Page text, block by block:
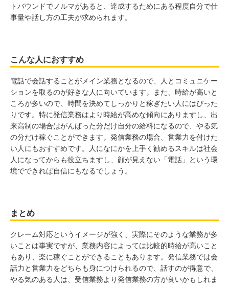
トバウンドでノルマがあると、達成するためにある程度自分で仕
事量や話し方の工夫が求められます。
こんな人におすすめ
電話で会話することがメイン業務となるので、人とコミュニケー
ションを取るのが好きな人に向いています。また、時給が高いと
ころが多いので、時間を決めてしっかりと稼ぎたい人にはぴった
りです。特に発信業務はより時給が高めな傾向にありますし、出
来高制の場合はがんばった分だけ自分の給料になるので、やる気
の分だけ稼ぐことができます。発信業務の場合、営業力を付けた
い人にもおすすめです。人になにかを上手く勧めるスキルは社会
人になってからも役立ちますし、顔が見えない「電話」という環
境でできれば自信にもなるでしょう。
まとめ
クレーム対応というイメージが強く、実際にそのような業務が多
いことは事実ですが、業務内容によっては比較的時給が高いこと
もあり、楽に稼ぐことができることもあります。発信業務では会
話力と営業力をどちらも身につけられるので、話すのが得意で、
やる気のある人は、受信業務より発信業務の方が良いかもしれま